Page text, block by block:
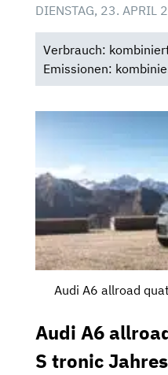
DIENSTAG, 23. APRIL
Verbrauch:
Emissionen:
Audi A6 allroad
Audi A6
S tronic